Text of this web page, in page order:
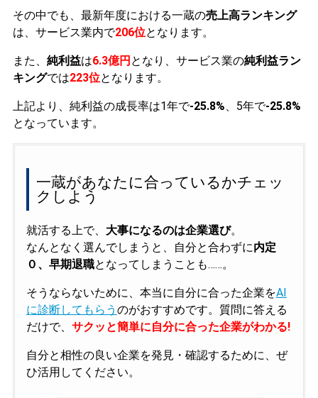
その中でも、最新年度における一蔵の売上高ランキング
は、サービス業内で206位となります。
また、 純利益は6.3億円 となり、サービス業の純利益ラン
キングでは223位となります。
上記より、純利益の成長率は1年で-25.8%、5年で-25.8%
となっています。
一蔵があなたに合っているかチェッ
クしよう
就活する上で、 大事になるのは企業選び。
なんとなく選んでしまうと、自分と合わずに内定
０、早期退職となってしまうことも……。
そうならないために、本当に自分に合った企業をAI
に診断してもらう のがおすすめです。質問に答える
だけで、 サクッと簡単に自分に合った企業がわかる!
自分と相性の良い企業を発見・確認するために、ぜ
ひ活用してください。